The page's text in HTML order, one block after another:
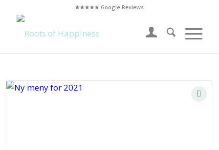
★★★★★ Google Reviews